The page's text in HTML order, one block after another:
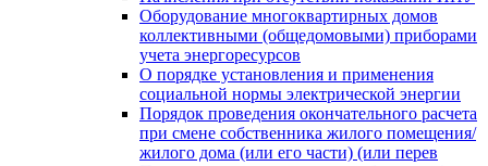
Оборудование многоквартирных домов
коллективными (общедомовыми) приборами
учета энергоресурсов
О порядке установления и применения
социальной нормы электрической энергии
Порядок проведения окончательного расчета
при смене собственника жилого помещения/
жилого дома (или его части) (или перев